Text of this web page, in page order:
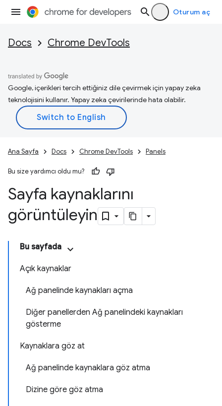
Oturum aç
Docs Chrome DevTools
Google, içerikleri tercih ettiğiniz dile çevirmek için yapay zeka
teknolojisini kullanır. Yapay zeka çevirilerinde hata olabilir.
Ana Sayfa Docs Chrome DevTools Panels
Bu size yardımcı oldu mu?
Sayfa kaynaklarını
görüntüleyin
Bu sayfada
Açık kaynaklar
Ağ panelinde kaynakları açma
Diğer panellerden Ağ panelindeki kaynakları
gösterme
Kaynaklara göz at
Ağ panelinde kaynaklara göz atma
Dizine göre göz atma